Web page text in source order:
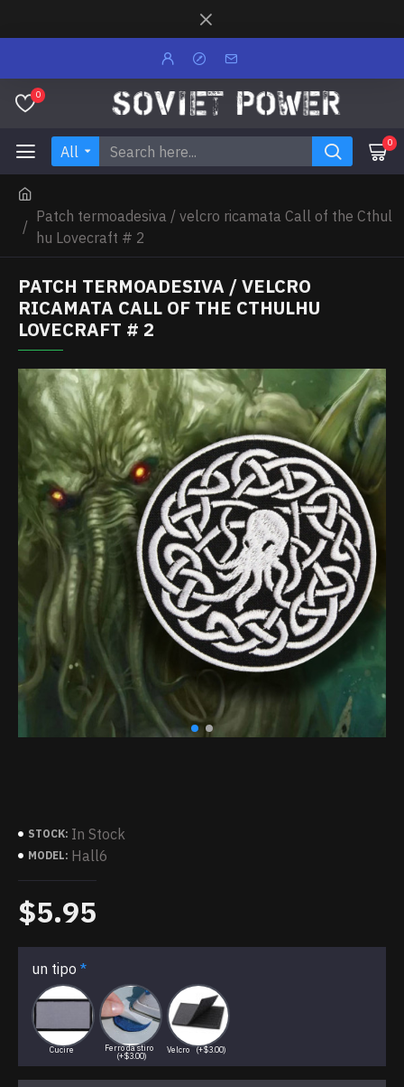
0
All 0
Patch termoadesiva / velcro ricamata Call of the Cthul
hu Lovecraft # 2
PATCH TERMOADESIVA / VELCRO
RICAMATA CALL OF THE CTHULHU
LOVECRAFT # 2
STOCK: In Stock
MODEL: Hall6
$5.95
un tipo
Cucire
Ferro da stiro
(+$3.00)
Velcro (+$3.00)